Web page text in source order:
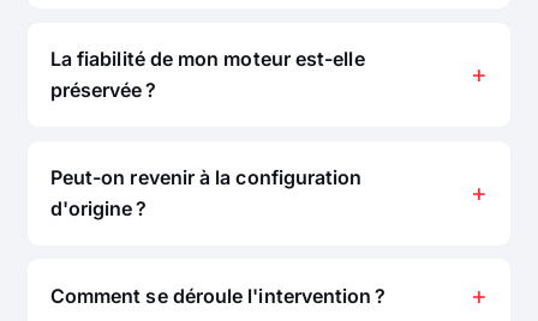
La fiabilité de mon moteur est-elle
préservée ?
Peut-on revenir à la configuration
d'origine ?
Comment se déroule l'intervention ?